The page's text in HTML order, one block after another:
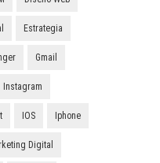
Estrategia
Gmail
Instagram
IOS Iphone
Digital